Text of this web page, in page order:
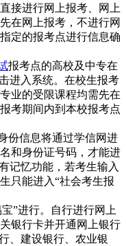
接进行网上报考、网上
在网上报考，不进行网
定的报考点进行信息确
报考点的高校及中专在
进入系统。在校生报考
业的受限课程均需先在
考期间内到本校报考点
信息将通过学信网进
和身份证号码，才能进
记忆功能，若考生输入
只能进入“社会考生报
”进行。自行进行网上
银行卡并开通网上银行
、建设银行、农业银